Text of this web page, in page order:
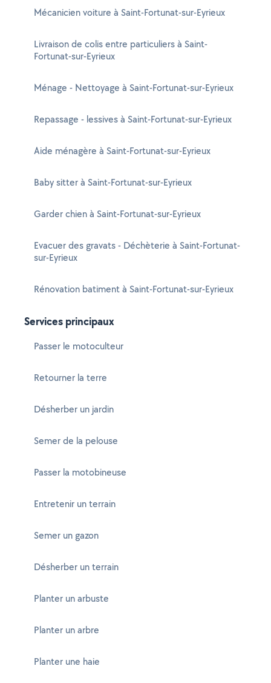
Mécanicien voiture à Saint-Fortunat-sur-Eyrieux
Livraison de colis entre particuliers à Saint-
Fortunat-sur-Eyrieux
Ménage - Nettoyage à Saint-Fortunat-sur-Eyrieux
Repassage - lessives à Saint-Fortunat-sur-Eyrieux
Aide ménagère à Saint-Fortunat-sur-Eyrieux
Baby sitter à Saint-Fortunat-sur-Eyrieux
Garder chien à Saint-Fortunat-sur-Eyrieux
Evacuer des gravats - Déchèterie à Saint-Fortunat-
sur-Eyrieux
Rénovation batiment à Saint-Fortunat-sur-Eyrieux
Services principaux
Passer le motoculteur
Retourner la terre
Désherber un jardin
Semer de la pelouse
Passer la motobineuse
Entretenir un terrain
Semer un gazon
Désherber un terrain
Planter un arbuste
Planter un arbre
Planter une haie